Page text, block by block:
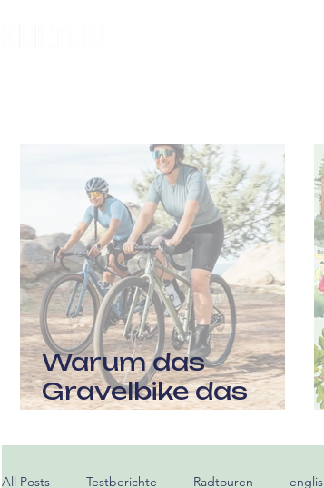
Warum das
Gravelbike das
bessere Rennrad
ist
All Posts Testberichte Radtouren